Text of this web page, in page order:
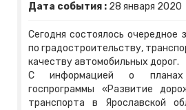
Дата события : 28 января 2020
Сегодня состоялось очередное
по градостроительству,
качеству автомобильных дорог.
С информацией о
госпрограммы «Развитие
транспорта в Ярославской